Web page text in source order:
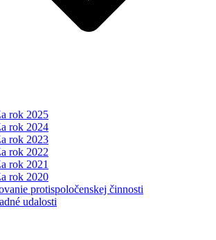
rok 2025
rok 2024
rok 2023
rok 2022
rok 2021
rok 2020
protispoločenskej činnosti
udalosti